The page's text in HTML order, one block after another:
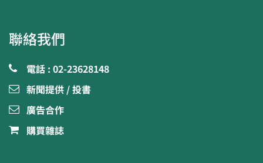
聯絡我們
電話 : 02-23628148
新聞提供 / 投書
廣告合作
購買雜誌